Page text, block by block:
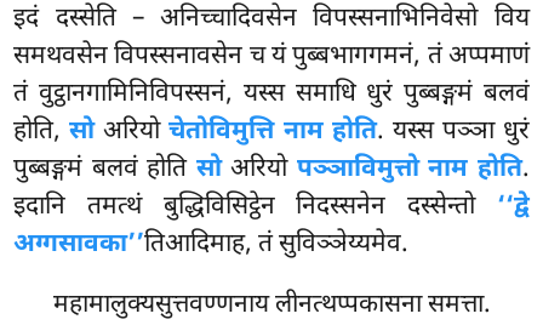
इदं दस्सेति – अनिच्चादिवसेन विपस्सनाभिनिवेसो विय
समथवसेन विपस्सनावसेन च यं पुब्बभागगमनं, तं अप्पमाणं
तं वुट्ठानगामिनिविपस्सनं, यस्स समाधि धुरं पुब्बङ्गमं बलवं
होति,सोअरियोचेतोविमुत्ति नाम होति. यस्स पञ्ञा धुरं
पुब्बङ्गमं बलवं होति सोअरियो पञ्ञाविमुत्तो नाम होति.
इदानि तमत्थं बुद्धिविसिट्ठेन निदस्सनेन दस्सेन्तो ‘‘द्वे
अग्गसावका’’तिआदिमाह, तं सुविञ्ञेय्यमेव.
महामालुक्यसुत्तवण्णनाय लीनत्थप्पकासना समत्ता.